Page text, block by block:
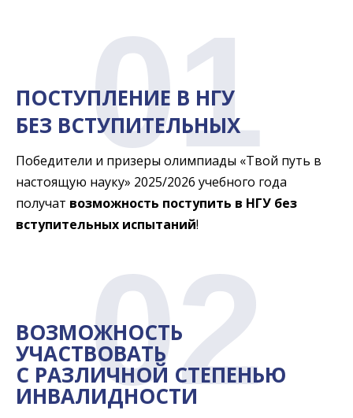
ПОСТУПЛЕНИЕ В НГУ
БЕЗ ВСТУПИТЕЛЬНЫХ
Победители и призеры олимпиады «Твой путь в
настоящую науку» 2025/2026 учебного года
получат возможность поступить в НГУ без
вступительных испытаний!
01
ВОЗМОЖНОСТЬ
УЧАСТВОВАТЬ
С РАЗЛИЧНОЙ СТЕПЕНЬЮ
ИНВАЛИДНОСТИ
02